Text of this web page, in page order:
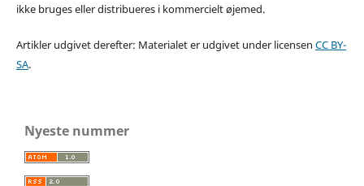
ikke bruges eller distribueres i kommercielt øjemed.
Artikler udgivet derefter: Materialet er udgivet under licensen CC BY-
SA.
Nyeste nummer